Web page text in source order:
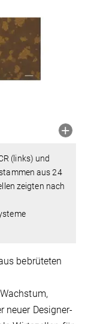
(links) und
aus 24
zeigten nach
bebrüteten
neuer Designer-